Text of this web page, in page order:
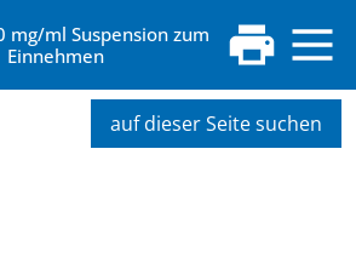
mg/ml Suspension zum
Einnehmen
auf dieser Seite suchen